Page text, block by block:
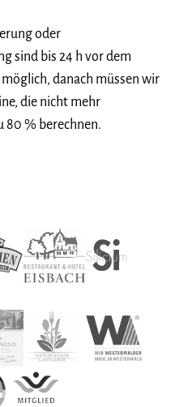
oder
sind bis 24 h vor dem
danach müssen wir
die nicht mehr
80 % berechnen.